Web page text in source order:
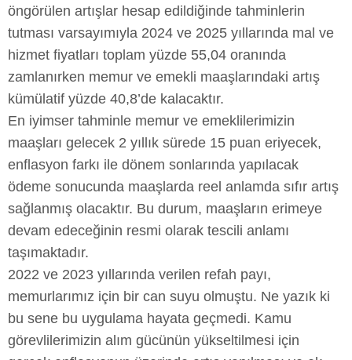
öngörülen artışlar hesap edildiğinde tahminlerin
tutması varsayımıyla 2024 ve 2025 yıllarında mal ve
hizmet fiyatları toplam yüzde 55,04 oranında
zamlanırken memur ve emekli maaşlarındaki artış
kümülatif yüzde 40,8’de kalacaktır.
En iyimser tahminle memur ve emeklilerimizin
maaşları gelecek 2 yıllık sürede 15 puan eriyecek,
enflasyon farkı ile dönem sonlarında yapılacak
ödeme sonucunda maaşlarda reel anlamda sıfır artış
sağlanmış olacaktır. Bu durum, maaşların erimeye
devam edeceğinin resmi olarak tescili anlamı
taşımaktadır.
2022 ve 2023 yıllarında verilen refah payı,
memurlarımız için bir can suyu olmuştu. Ne yazık ki
bu sene bu uygulama hayata geçmedi. Kamu
görevlilerimizin alım gücünün yükseltilmesi için